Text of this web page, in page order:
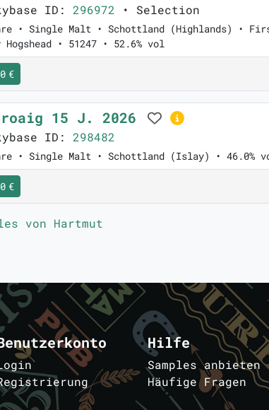
ID: 296972 • Selection
• Single Malt • Schottland (Highlands) •
Hogshead • 51247 • 52.6% vol
€
15 J. 2026
ID: 298482
• Single Malt • Schottland (Islay) • 46.0%
€
von Hartmut
Hilfe
Samples anbieten
Häufige Fragen